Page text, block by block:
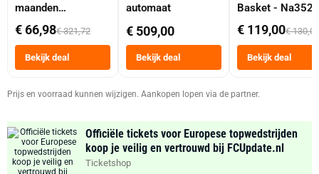
maanden
abonnement
€ 66,98€ 321,72
Bekijk deal
automaat
€ 509,00
Bekijk deal
Basket -
Dubbele Mand 9
Tot 6 Personen
Heteluchtfriteuse
Zwart
€ 119,00€ 130,00
Bekijk deal
Prijs en voorraad kunnen wijzigen. Aankopen lopen via de partner.
Officiële tickets voor Europese topwedstrijden
koop je veilig en vertrouwd bij FCUpdate.nl
Ticketshop